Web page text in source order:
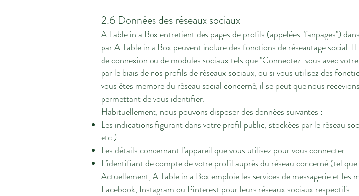
2.6 Données des réseaux sociaux
A Table in a Box entretient des pages de profils (appelées "fanpages")
par A Table in a Box peuvent inclure des fonctions de réseautage social. Il
de connexion ou de modules sociaux tels que "Connectez-vous avec
par le biais de nos profils de réseaux sociaux, ou si vous utilisez des
vous êtes membre du réseau social concerné, il se peut que nous
permettant de vous identifier.
Habituellement, nous pouvons disposer des données suivantes :
Les indications figurant dans votre profil public, stockées par le réseau
etc.)
Les détails concernant l’appareil que vous utilisez pour vous connecter
L’identifiant de compte de votre profil auprès du réseau concerné (tel
Actuellement, A Table in a Box emploie les services de messagerie et les
Facebook, Instagram ou Pinterest pour leurs réseaux sociaux respectifs.